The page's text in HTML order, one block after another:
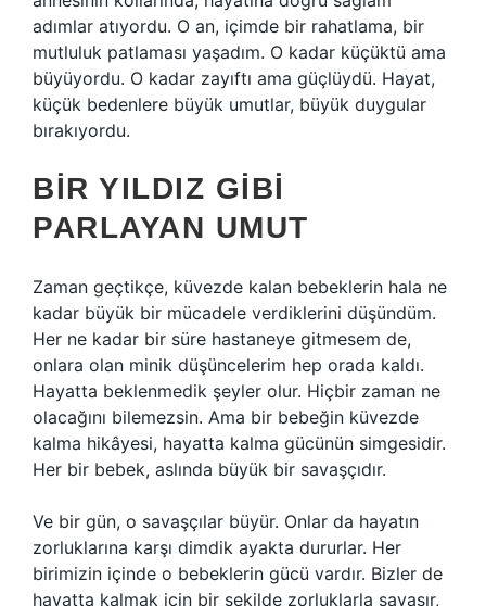
adımlar atıyordu. O an, içimde bir rahatlama, bir
mutluluk patlaması yaşadım. O kadar küçüktü ama
büyüyordu. O kadar zayıftı ama güçlüydü. Hayat,
küçük bedenlere büyük umutlar, büyük duygular
bırakıyordu.
BIR YILDIZ GIBI
PARLAYAN UMUT
Zaman geçtikçe, küvezde kalan bebeklerin hala ne
kadar büyük bir mücadele verdiklerini düşündüm.
Her ne kadar bir süre hastaneye gitmesem de,
onlara olan minik düşüncelerim hep orada kaldı.
Hayatta beklenmedik şeyler olur. Hiçbir zaman ne
olacağını bilemezsin. Ama bir bebeğin küvezde
kalma hikâyesi, hayatta kalma gücünün simgesidir.
Her bir bebek, aslında büyük bir savaşçıdır.
Ve bir gün, o savaşçılar büyür. Onlar da hayatın
zorluklarına karşı dimdik ayakta dururlar. Her
birimizin içinde o bebeklerin gücü vardır. Bizler de
hayatta kalmak için bir şekilde zorluklarla savaşır,